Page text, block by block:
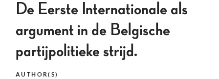
De Eerste Internationale als
argument in de Belgische
partijpolitieke strijd.
AUTHOR(S)